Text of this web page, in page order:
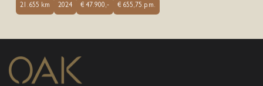
21.655 km 2024 € 47.900,- € 655,75.p.m.